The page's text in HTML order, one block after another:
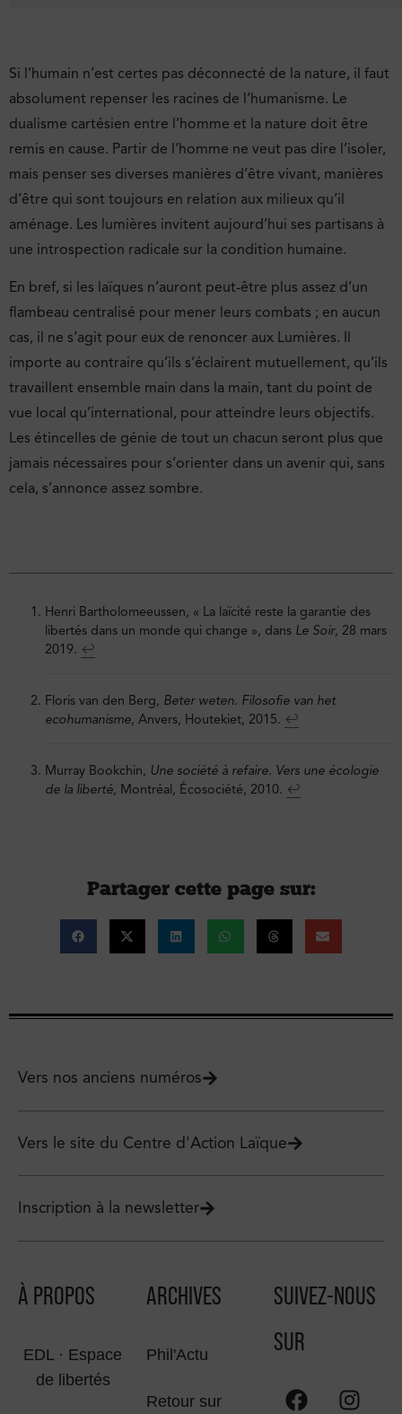
Si l’humain n’est certes pas déconnecté de la nature, il faut
absolument repenser les racines de l’humanisme. Le
dualisme cartésien entre l’homme et la nature doit être
remis en cause. Partir de l’homme ne veut pas dire l’isoler,
mais penser ses diverses manières d’être vivant, manières
d’être qui sont toujours en relation aux milieux qu’il
aménage. Les lumières invitent aujourd’hui ses partisans à
une introspection radicale sur la condition humaine.
En bref, si les laïques n’auront peut-être plus assez d’un
flambeau centralisé pour mener leurs combats ; en aucun
cas, il ne s’agit pour eux de renoncer aux Lumières. Il
importe au contraire qu’ils s’éclairent mutuellement, qu’ils
travaillent ensemble main dans la main, tant du point de
vue local qu’international, pour atteindre leurs objectifs.
Les étincelles de génie de tout un chacun seront plus que
jamais nécessaires pour s’orienter dans un avenir qui, sans
cela, s’annonce assez sombre.
Henri Bartholomeeussen, « La laïcité reste la garantie des
libertés dans un monde qui change », dans Le Soir, 28 mars
2019. ↩︎
Floris van den Berg, Beter weten. Filosofie van het
ecohumanisme, Anvers, Houtekiet, 2015. ↩︎
Murray Bookchin, Une société à refaire. Vers une écologie
de la liberté, Montréal, Écosociété, 2010. ↩︎
Partager cette page sur :
Vers nos anciens numéros
Vers le site du Centre d'Action Laïque
Inscription à la newsletter
À PROPOS
EDL · Espace
de libertés
ARCHIVES
Phil'Actu
Retour sur
SUIVEZ-NOUS
SUR